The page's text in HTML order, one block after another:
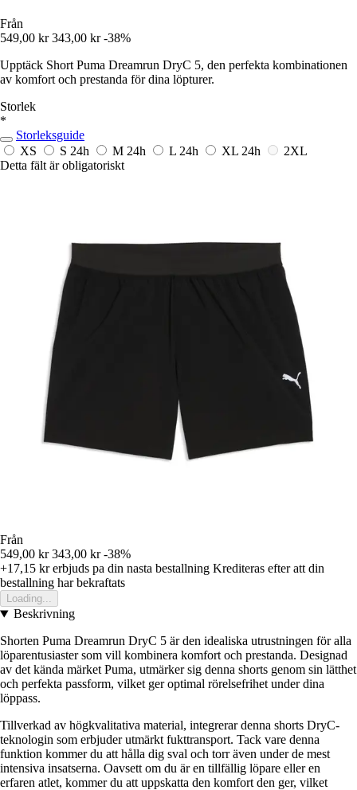
Från
549,00 kr 343,00 kr -38%
Upptäck Short Puma Dreamrun DryC 5, den perfekta kombinationen
av komfort och prestanda för dina löpturer.
Storlek
*
Storleksguide
XS
S 24h M 24h L 24h XL 24h
2XL
Detta fält är obligatoriskt
Från
549,00 kr 343,00 kr -38%
+17,15 krerbjuds pa din nasta bestallning Krediteras efter att din
bestallning har bekraftats
Loading...
Beskrivning
Shorten Puma Dreamrun DryC 5 är den idealiska utrustningen för alla
löparentusiaster som vill kombinera komfort och prestanda. Designad
av det kända märket Puma, utmärker sig denna shorts genom sin lätthet
och perfekta passform, vilket ger optimal rörelsefrihet under dina
löppass.
Tillverkad av högkvalitativa material, integrerar denna shorts DryC-
teknologin som erbjuder utmärkt fukttransport. Tack vare denna
funktion kommer du att hålla dig sval och torr även under de mest
intensiva insatserna. Oavsett om du är en tillfällig löpare eller en
erfaren atlet, kommer du att uppskatta den komfort den ger, vilket